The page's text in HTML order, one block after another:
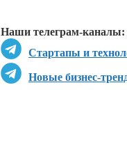
Наши телеграм-каналы:
Стартапы и
Новые бизнес-